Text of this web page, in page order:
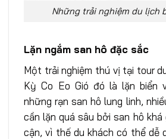
Những trải nghiệm du lịch
Lặn ngắm san hô đặc sắc
Một trải nghiệm thú vị tại tour
Kỳ Co Eo Gió đó là lặn biển
những rạn san hô lung linh,
cần lặn quá sâu bởi san hô
cận, vì thế du khách có thể dễ